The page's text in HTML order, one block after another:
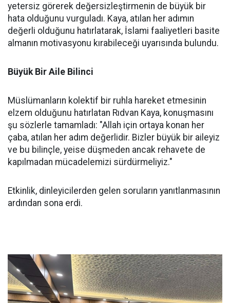
yetersiz görerek değersizleştirmenin de büyük bir
hata olduğunu vurguladı. Kaya, atılan her adımın
değerli olduğunu hatırlatarak, İslami faaliyetleri basite
almanın motivasyonu kırabileceği uyarısında bulundu.
Büyük Bir Aile Bilinci
Müslümanların kolektif bir ruhla hareket etmesinin
elzem olduğunu hatırlatan Rıdvan Kaya, konuşmasını
şu sözlerle tamamladı: "Allah için ortaya konan her
çaba, atılan her adım değerlidir. Bizler büyük bir aileyiz
ve bu bilinçle, yeise düşmeden ancak rehavete de
kapılmadan mücadelemizi sürdürmeliyiz."
Etkinlik, dinleyicilerden gelen soruların yanıtlanmasının
ardından sona erdi.